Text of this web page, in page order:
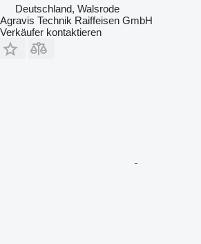
Deutschland, Walsrode
Agravis Technik Raiffeisen GmbH
Verkäufer kontaktieren